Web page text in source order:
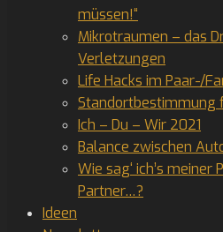
müssen!“
Mikrotraumen – das
Verletzungen
Life Hacks im Paar-/
Standortbestimmung
Ich – Du – Wir 2021
Balance zwischen
Wie sag‘ ich’s
Partner…?
Ideen